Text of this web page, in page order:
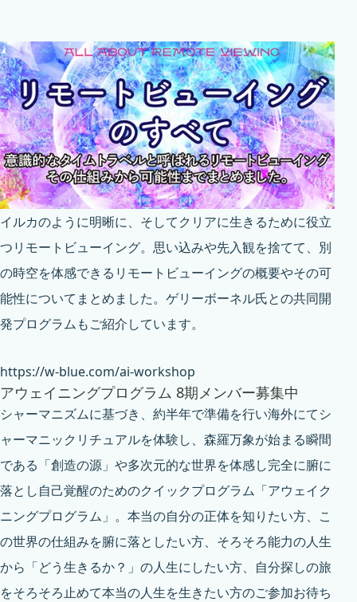
イルカのように明晰に、そしてクリアに生きるために役立
つリモートビューイング。思い込みや先入観を捨てて、別
の時空を体感できるリモートビューイングの概要やその可
能性についてまとめました。ゲリーボーネル氏との共同開
発プログラムもご紹介しています。
https://w-blue.com/ai-workshop
アウェイニングプログラム 8期メンバー募集中
シャーマニズムに基づき、約半年で準備を行い海外にてシ
ャーマニックリチュアルを体験し、森羅万象が始まる瞬間
である「創造の源」や多次元的な世界を体感し完全に腑に
落とし自己覚醒のためのクイックプログラム「アウェイク
ニングプログラム」。本当の自分の正体を知りたい方、こ
の世界の仕組みを腑に落としたい方、そろそろ能力の人生
から「どう生きるか？」の人生にしたい方、自分探しの旅
をそろそろ止めて本当の人生を生きたい方のご参加お待ち